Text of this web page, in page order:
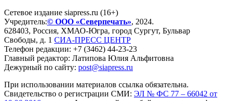
Сетевое издание siapress.ru (16+)
Учредитель:© ООО «Северпечать», 2024.
628403, Россия, ХМАО-Югра, город Сургут, Бульвар
Свободы, д. 1 СИА-ПРЕСС ЦЕНТР
Телефон редакции: +7 (3462) 44-23-23
Главный редактор: Латипова Юлия Альфитовна
Дежурный по сайту: post@siapress.ru
При использовании материалов ссылка обязательна.
Свидетельство о регистрации СМИ: ЭЛ № ФС 77 – 66042 от